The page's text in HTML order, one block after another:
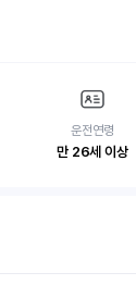
운전연령
만 26세 이상